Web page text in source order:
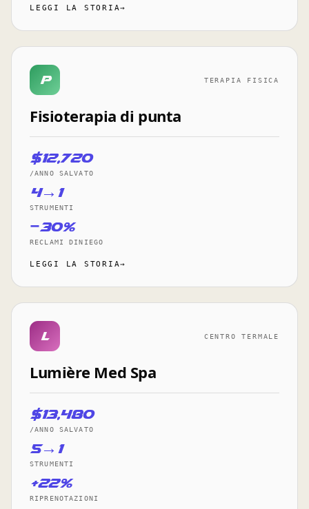
LEGGI LA STORIA→
p TERAPIA FISICA
Fisioterapia di punta
$12,720
/ANNO SALVATO
4→1
STRUMENTI
−30%
RECLAMI DINIEGO
LEGGI LA STORIA→
l CENTRO TERMALE
Lumière Med Spa
$13,480
/ANNO SALVATO
5→1
STRUMENTI
+22%
RIPRENOTAZIONI